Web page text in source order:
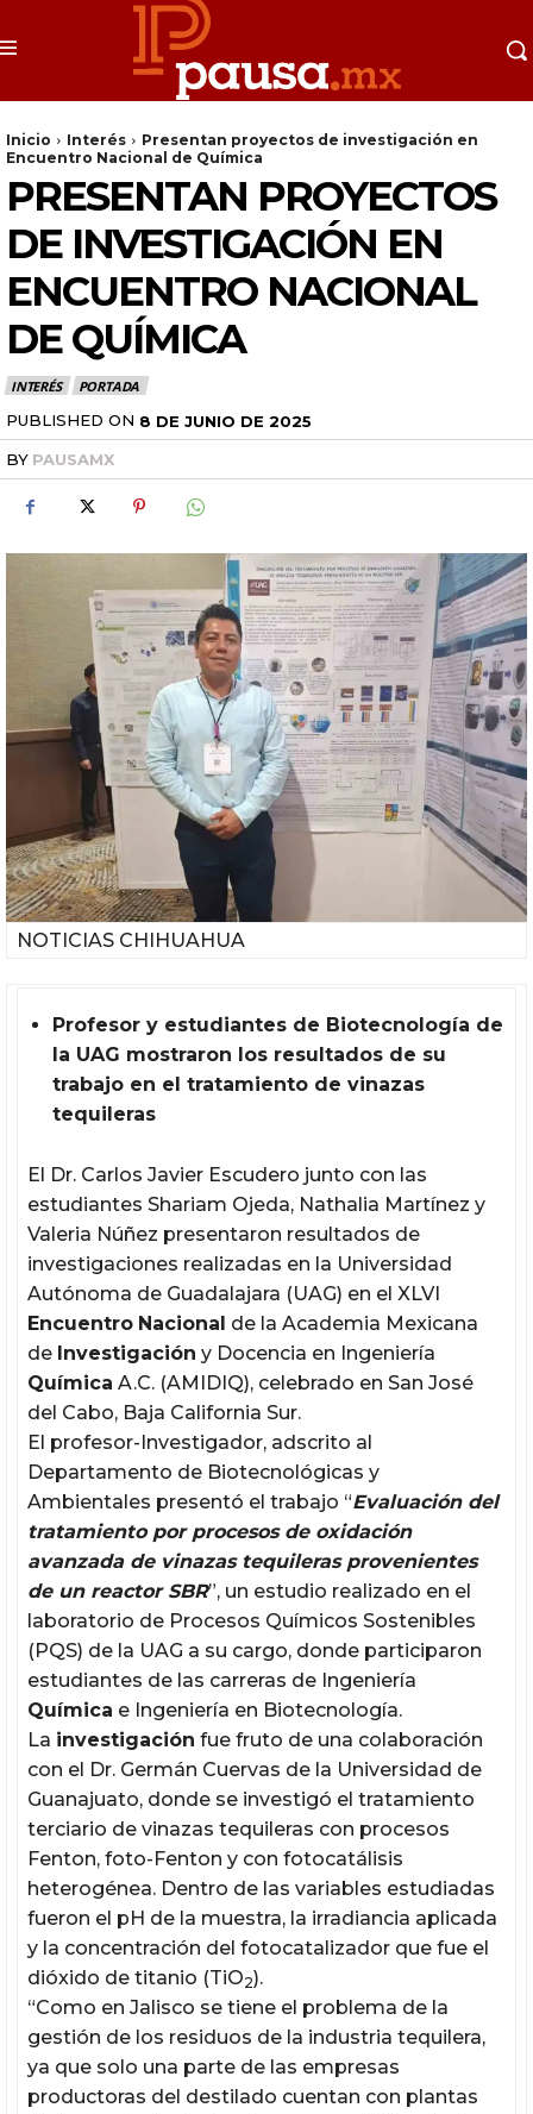
Inicio Interés
Presentan proyectos de investigación en
Encuentro Nacional de Química
PRESENTAN PROYECTOS
DE INVESTIGACIÓN EN
ENCUENTRO NACIONAL
DE QUÍMICA
INTERÉS PORTADA
PUBLISHED ON 8 DE JUNIO DE 2025
BY PAUSAMX
NOTICIAS CHIHUAHUA
Profesor y estudiantes de Biotecnología de
la UAG mostraron los resultados de su
trabajo en el tratamiento de vinazas
tequileras
El Dr. Carlos Javier Escudero junto con las
estudiantes Shariam Ojeda, Nathalia Martínez y
Valeria Núñez presentaron resultados de
investigaciones realizadas en la Universidad
Autónoma de Guadalajara (UAG) en el XLVI
Encuentro Nacional de la Academia Mexicana
de Investigación y Docencia en Ingeniería
Química A.C. (AMIDIQ), celebrado en San José
del Cabo, Baja California Sur.
El profesor-Investigador, adscrito al
Departamento de Biotecnológicas y
Ambientales presentó el trabajo “Evaluación del
tratamiento por procesos de oxidación
avanzada de vinazas tequileras provenientes
de un reactor SBR”, un estudio realizado en el
laboratorio de Procesos Químicos Sostenibles
(PQS) de la UAG a su cargo, donde participaron
estudiantes de las carreras de Ingeniería
Química e Ingeniería en Biotecnología.
La investigación fue fruto de una colaboración
con el Dr. Germán Cuervas de la Universidad de
Guanajuato, donde se investigó el tratamiento
terciario de vinazas tequileras con procesos
Fenton, foto-Fenton y con fotocatálisis
heterogénea. Dentro de las variables estudiadas
fueron el pH de la muestra, la irradiancia aplicada
y la concentración del fotocatalizador que fue el
dióxido de titanio (TiO2).
“Como en Jalisco se tiene el problema de la
gestión de los residuos de la industria tequilera,
ya que solo una parte de las empresas
productoras del destilado cuentan con plantas